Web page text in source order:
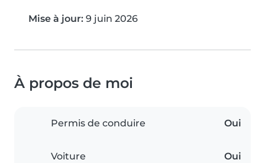
Mise à jour: 9 juin 2026
À propos de moi
Permis de conduire Oui
Voiture Oui